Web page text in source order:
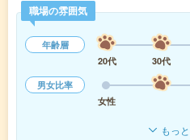
職場の雰囲気
年齢層
20代
30代
男女比率
女性
もっ